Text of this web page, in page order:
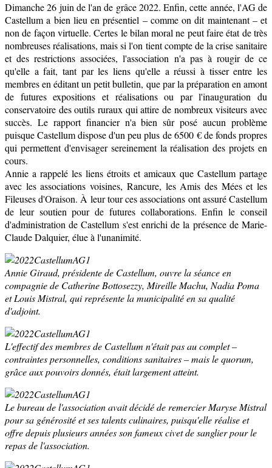
Dimanche 26 juin de l'an de grâce 2022. Enfin, cette année, l'AG de
Castellum a bien lieu en présentiel – comme on dit maintenant – et
non de façon virtuelle. Certes le bilan moral ne peut faire état de très
nombreuses réalisations, mais si l'on tient compte de la crise sanitaire
et des restrictions associées, l'association n'a pas à rougir de ce
qu'elle a fait, tant par les liens qu'elle a réussi à tisser entre les
membres en éditant un petit bulletin, que par la préparation en amont
de futures expositions et réalisations ou par l'inauguration du
conservatoire des outils ruraux qui attire de nombreux visiteurs avec
succès. Le rapport financier n'a bien sûr posé aucun problème
puisque Castellum dispose d'un peu plus de 6500 € de fonds propres
qui permettent d'envisager sereinement la réalisation des projets en
cours.
Annie a rappelé les liens étroits et amicaux que Castellum partage
avec les associations voisines, Rancure, les Amis des Mées et les
Fileuses d'Oraison. À leur tour ces associations ont assuré Castellum
de leur soutien pour de futures collaborations. Enfin le conseil
d'administration de Castellum s'est enrichi de la présence de Marie-
Claude Dalquier, élue à l'unanimité.
Annie Giraud, présidente de Castellum, ouvre la séance en
compagnie de Catherine Bottosezzy, Mireille Machu, Nadia Poma
et Louis Mistral, qui représente la municipalité en sa qualité
d'adjoint.
L'effectif des membres de Castellum n'était pas au complet –
contraintes personnelles, conditions sanitaires – mais le quorum,
grâce aux pouvoirs donnés, était largement atteint.
Le bureau de l'association avait décidé de remercier Maryse Mistral
pour sa générosité et ses talents culinaires, puisqu'elle réalise et
offre depuis plusieurs années son fameux civet de sanglier pour le
repas de l'association.